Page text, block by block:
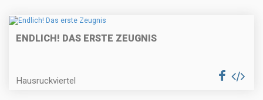
ENDLICH! DAS ERSTE ZEUGNIS
Hausruckviertel